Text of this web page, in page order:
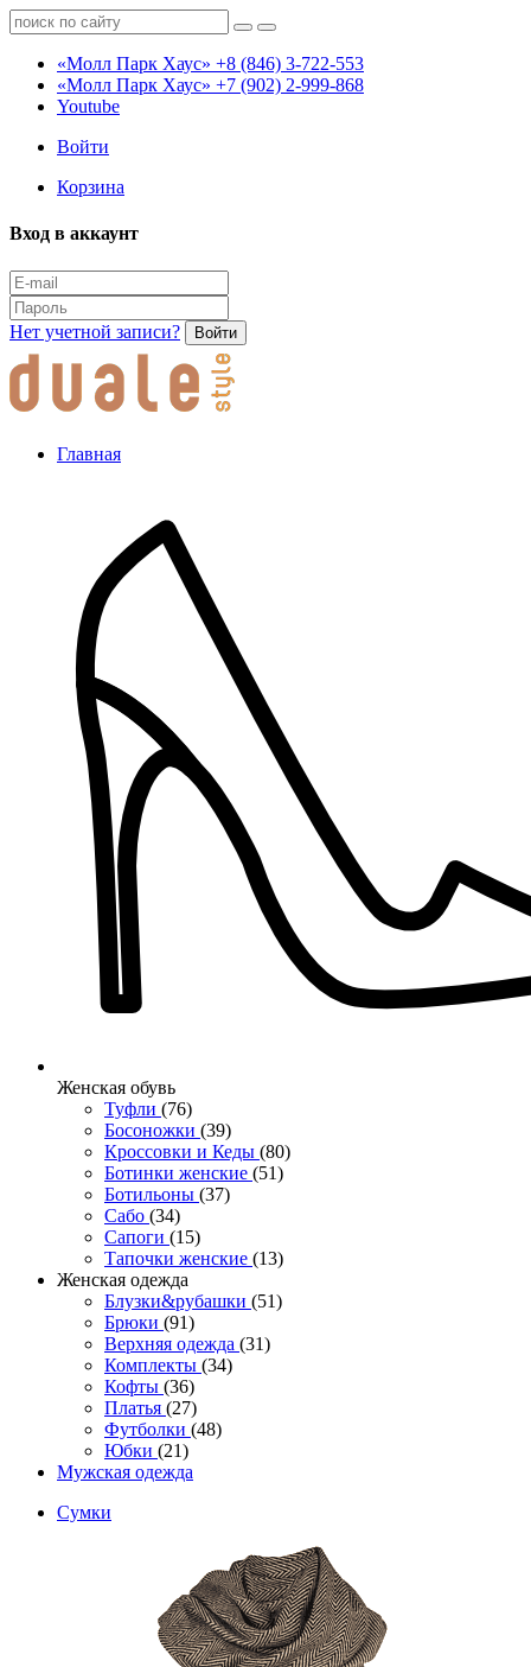
«Молл Парк Хаус» +8 (846) 3-722-553
«Молл Парк Хаус» +7 (902) 2-999-868
Youtube
Войти
Корзина
Вход в аккаунт
Нет учетной записи? Войти
Главная
Женcкая обувь
Туфли (76)
Босоножки (39)
Кроссовки и Кеды (80)
Ботинки женские (51)
Ботильоны (37)
Сабо (34)
Сапоги (15)
Тапочки женские (13)
Женская одежда
Блузки&рубашки (51)
Брюки (91)
Верхняя одежда (31)
Комплекты (34)
Кофты (36)
Платья (27)
Футболки (48)
Юбки (21)
Мужская одежда
Сумки